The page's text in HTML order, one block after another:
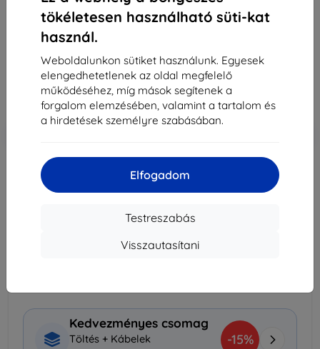
tökéletesen használható süti-kat
használ.
Weboldalunkon sütiket használunk. Egyesek
elengedhetetlenek az oldal megfelelő
működéséhez, míg mások segítenek a
forgalom elemzésében, valamint a tartalom és
a hirdetések személyre szabásában.
Elfogadom
Testreszabás
Visszautasítani
Alkalmas: Uni
Leírás és specifikáció
8 090 Ft
7 281 Ft
Ár ÁFA nelkül 5 733 Ft
Raktáron > 5 darab
Kosárba
Szállítás 13. augusztus - 14. augusztus
Kedvezményes csomag
Töltés + Kábelek
-15%